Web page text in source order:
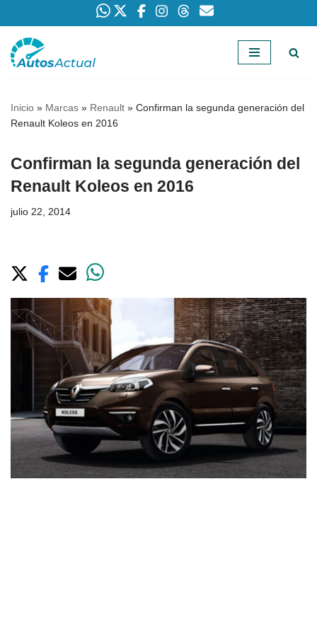
Saltar
Inicio » Marcas » Renault » Confirman la segunda generación del
Renault Koleos en 2016
Confirman la segunda generación del
Renault Koleos en 2016
julio 22, 2014